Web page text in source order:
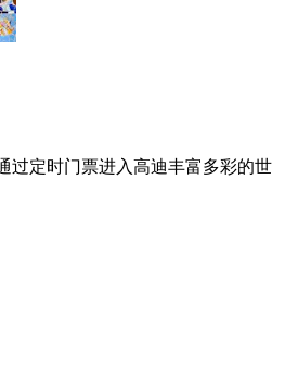
过定时门票进入高迪丰富多彩的世